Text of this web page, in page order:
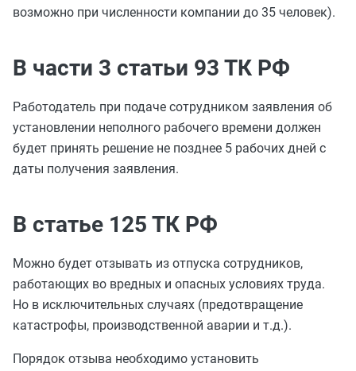
возможно при численности компании до 35 человек).
В части 3 статьи 93 ТК РФ
Работодатель при подаче сотрудником заявления об
установлении неполного рабочего времени должен
будет принять решение не позднее 5 рабочих дней с
даты получения заявления.
В статье 125 ТК РФ
Можно будет отзывать из отпуска сотрудников,
работающих во вредных и опасных условиях труда.
Но в исключительных случаях (предотвращение
катастрофы, производственной аварии и т.д.).
Порядок отзыва необходимо установить